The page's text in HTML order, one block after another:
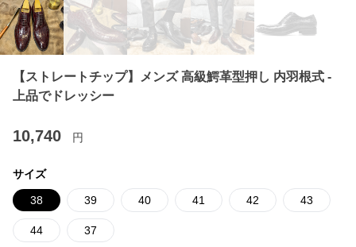
【ストレートチップ】メンズ 高級鰐革型押し 内羽根式 -
上品でドレッシー
10,740 円
サイズ
38 39 40 41 42 43
44 37